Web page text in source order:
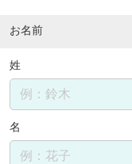
お名前
姓
名